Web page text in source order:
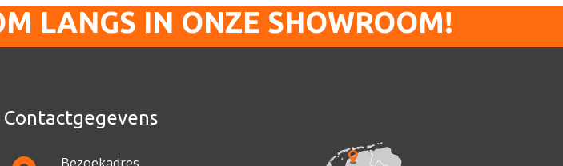
LANGS IN ONZE SHOWROOM!
Contactgegevens